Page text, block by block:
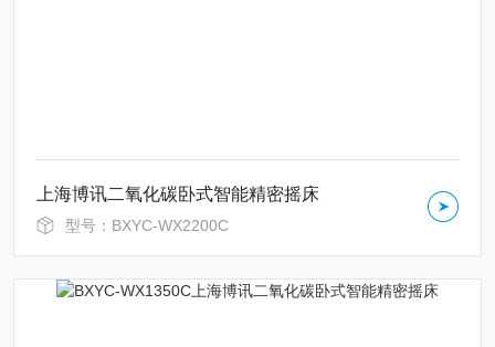
上海博讯二氧化碳卧式智能精密摇床
型号：BXYC-WX2200C